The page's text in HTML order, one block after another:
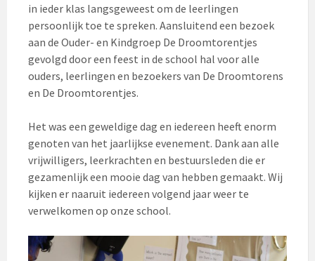
in ieder klas langsgeweest om de leerlingen
persoonlijk toe te spreken. Aansluitend een bezoek
aan de Ouder- en Kindgroep De Droomtorentjes
gevolgd door een feest in de school hal voor alle
ouders, leerlingen en bezoekers van De Droomtorens
en De Droomtorentjes.
Het was een geweldige dag en iedereen heeft enorm
genoten van het jaarlijkse evenement. Dank aan alle
vrijwilligers, leerkrachten en bestuursleden die er
gezamenlijk een mooie dag van hebben gemaakt. Wij
kijken er naaruit iedereen volgend jaar weer te
verwelkomen op onze school.